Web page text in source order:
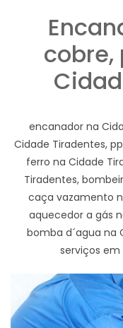
cobre,
encanador na
Cidade Tiradentes,
ferro na Cidade
Tiradentes,
caça vazamento
aquecedor a gás
bomba d´agua na
serviços